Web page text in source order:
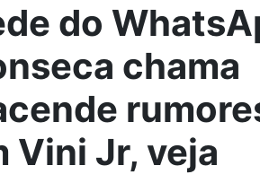
do
chama
Vini Jr, veja